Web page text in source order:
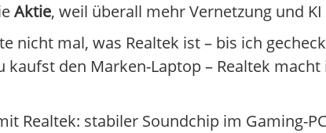
Aktie, weil überall mehr Vernetzung und
nicht mal, was Realtek ist – bis ich
den Marken-Laptop – Realtek
Realtek: stabiler Soundchip im Gaming-